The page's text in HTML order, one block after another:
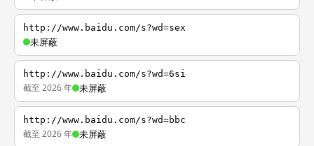
http://www.baidu.com/s?wd=sex
未屏蔽
http://www.baidu.com/s?wd=6si
截至 2026 年 未屏蔽
http://www.baidu.com/s?wd=bbc
截至 2026 年 未屏蔽